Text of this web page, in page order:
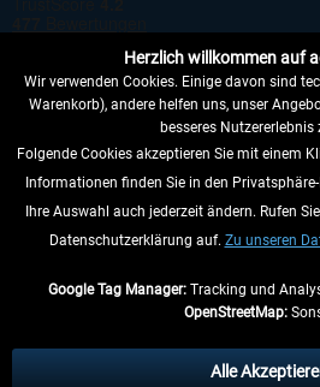
VERTRAG WIDERRUFEN
INFORMATIONEN
anders
Herzlich willkommen auf
Wir verwenden Cookies. Einige davon sind
Warenkorb), andere helfen uns, unser
besseres Nutzererlebnis
Folgende Cookies akzeptieren Sie mit einem
Informationen finden Sie in den
Ihre Auswahl auch jederzeit ändern. Rufen
Datenschutzerklärung auf. Zu unseren
Google Tag Manager:Tracking und
OpenStreetMap:
Alle